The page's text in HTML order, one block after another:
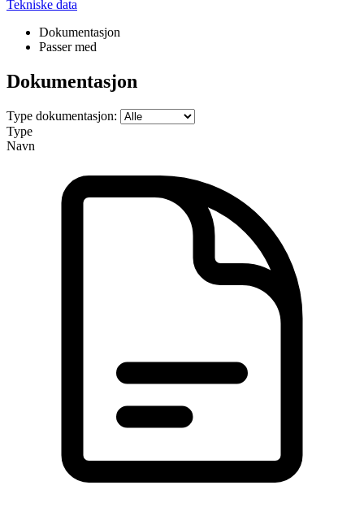
Tekniske data
Dokumentasjon
Passer med
Dokumentasjon
Type dokumentasjon:
Type
Navn